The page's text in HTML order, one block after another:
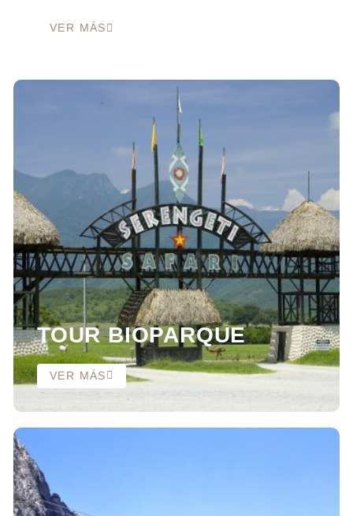
VER MÁS
TOUR BIOPARQUE
VER MÁS